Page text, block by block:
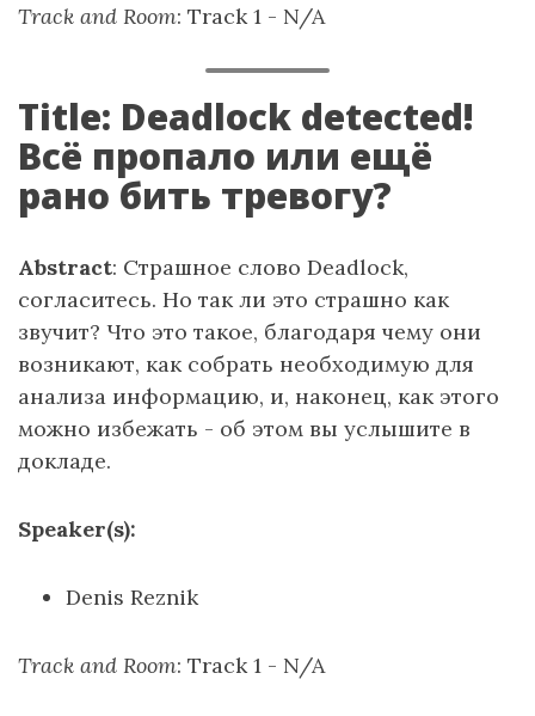
Track and Room: Track 1 - N/A
Title: Deadlock detected!
Всё пропало или ещё
рано бить тревогу?
Abstract: Страшное слово Deadlock,
согласитесь. Но так ли это страшно как
звучит? Что это такое, благодаря чему они
возникают, как собрать необходимую для
анализа информацию, и, наконец, как этого
можно избежать - об этом вы услышите в
докладе.
Speaker(s):
Denis Reznik
Track and Room: Track 1 - N/A